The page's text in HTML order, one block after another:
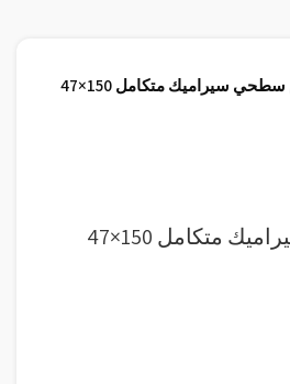
حوض سطحي سيراميك متكامل 150×47
حوض سطحي سيراميك متكامل 150×47